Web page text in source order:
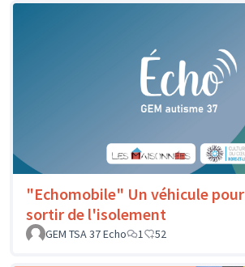
"Echomobile" Un véhicule pour
sortir de l'isolement
GEM TSA 37 Echo
1 52